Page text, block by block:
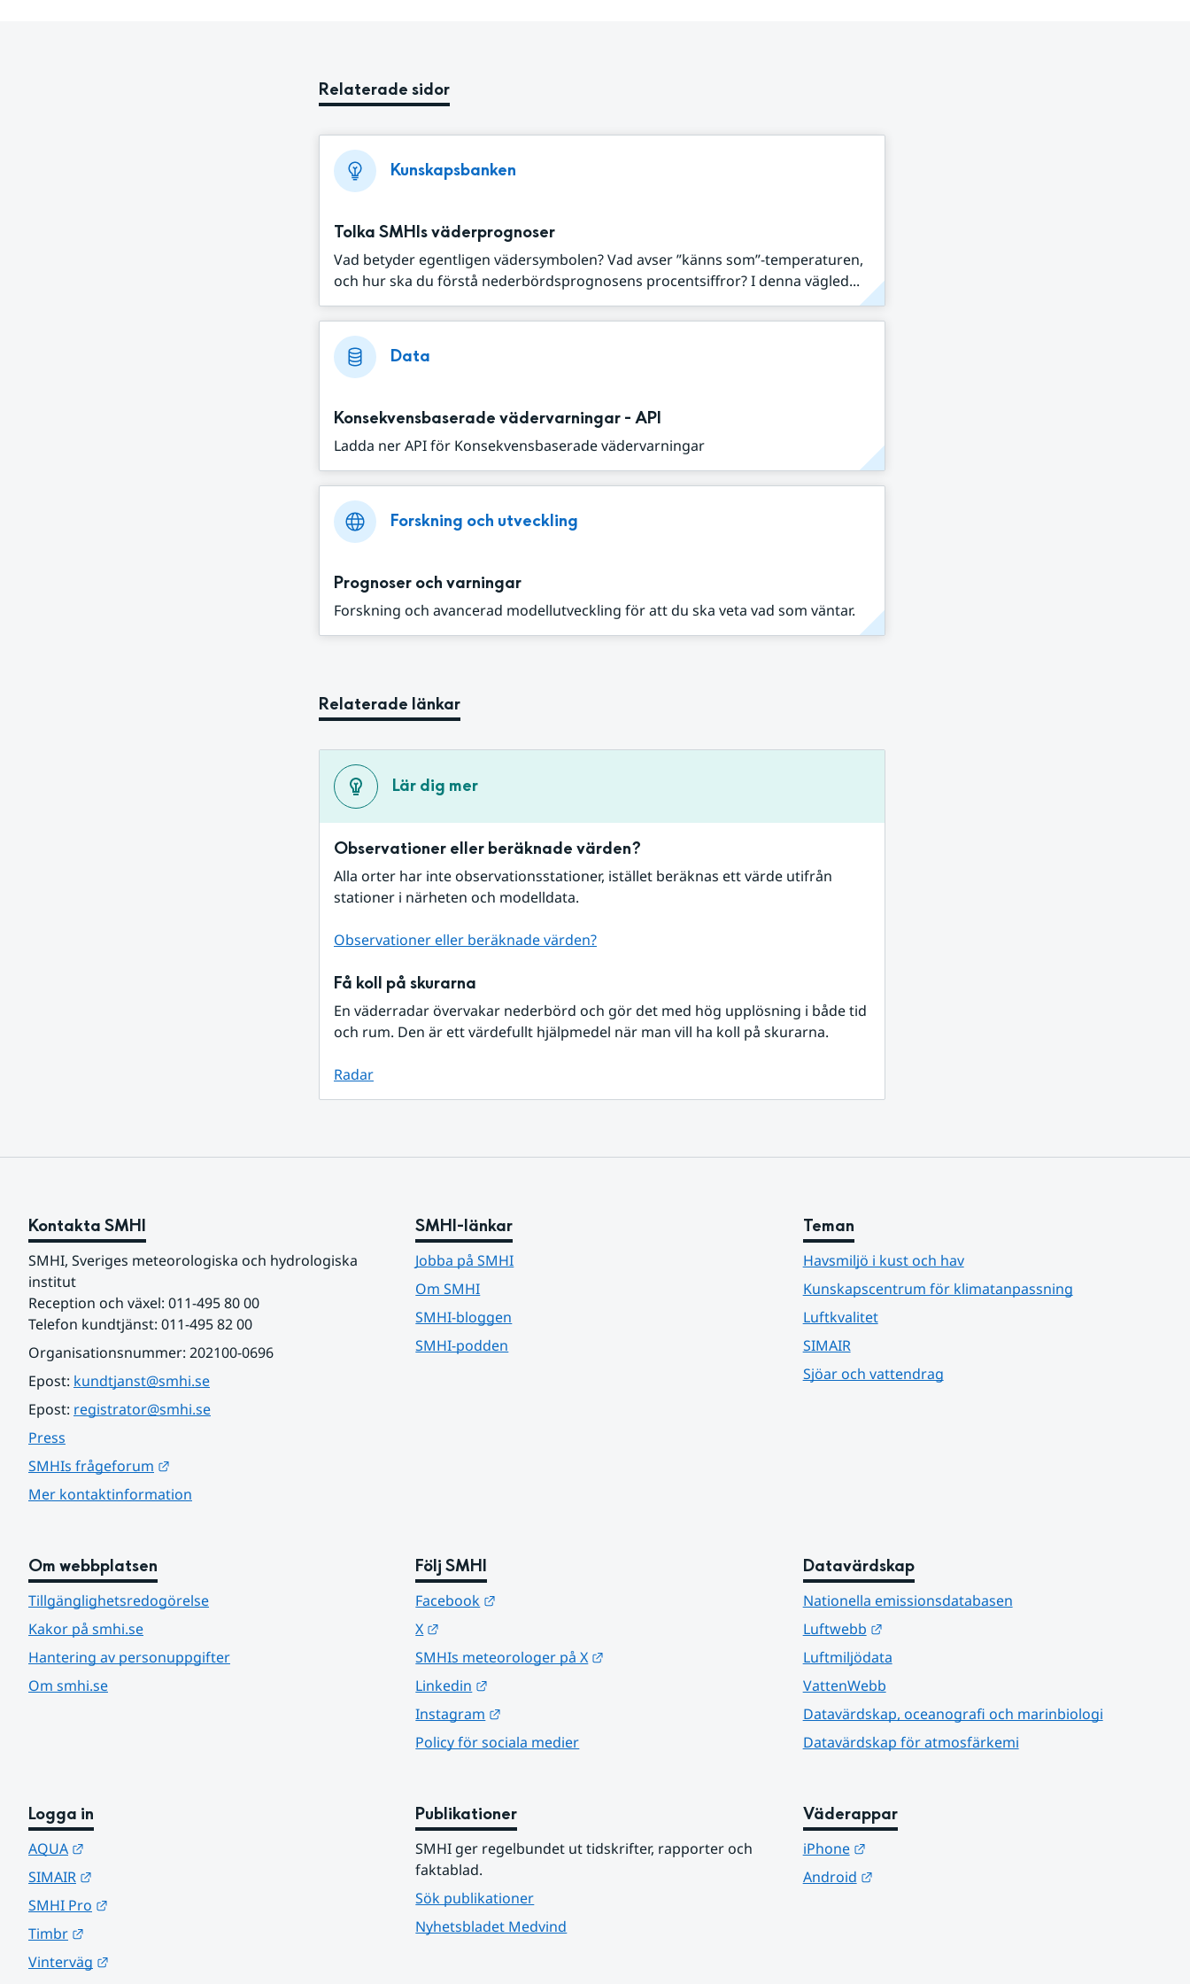
Relaterade sidor
Kunskapsbanken
Tolka SMHIs väderprognoser
Vad betyder egentligen vädersymbolen? Vad avser ”känns som”-temperaturen,
och hur ska du förstå nederbördsprognosens procentsiffror? I denna vägled...
Data
Konsekvensbaserade vädervarningar - API
Ladda ner API för Konsekvensbaserade vädervarningar
Forskning och utveckling
Prognoser och varningar
Forskning och avancerad modellutveckling för att du ska veta vad som väntar.
Relaterade länkar
Lär dig mer
Observationer eller beräknade värden?
Alla orter har inte observationsstationer, istället beräknas ett värde utifrån
stationer i närheten och modelldata.
Observationer eller beräknade värden?
Få koll på skurarna
En väderradar övervakar nederbörd och gör det med hög upplösning i både tid
och rum. Den är ett värdefullt hjälpmedel när man vill ha koll på skurarna.
Radar
Kontakta SMHI
SMHI, Sveriges meteorologiska och hydrologiska
institut
Reception och växel: 011-495 80 00
Telefon kundtjänst: 011-495 82 00
Organisationsnummer: 202100-0696
Epost: kundtjanst@smhi.se
Epost: registrator@smhi.se
Press
SMHIs frågeforum
Mer kontaktinformation
SMHI-länkar
Jobba på SMHI
Om SMHI
SMHI-bloggen
SMHI-podden
Teman
Havsmiljö i kust och hav
Kunskapscentrum för klimatanpassning
Luftkvalitet
SIMAIR
Sjöar och vattendrag
Om webbplatsen
Tillgänglighetsredogörelse
Kakor på smhi.se
Hantering av personuppgifter
Om smhi.se
Följ SMHI
Facebook
X
SMHIs meteorologer på X
Linkedin
Instagram
Policy för sociala medier
Datavärdskap
Nationella emissionsdatabasen
Luftwebb
Länk till annan webbplats.
Luftmiljödata
VattenWebb
Datavärdskap, oceanografi och marinbiologi
Datavärdskap för atmosfärkemi
Logga in
AQUA
SIMAIR
SMHI Pro
Timbr
Vinterväg
Publikationer
SMHI ger regelbundet ut tidskrifter, rapporter och
faktablad.
Sök publikationer
Nyhetsbladet Medvind
Väderappar
iPhone
Länk till annan webbplats.
Android
Länk till annan webbplats.